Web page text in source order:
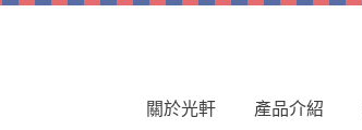
關於光軒 產品介紹